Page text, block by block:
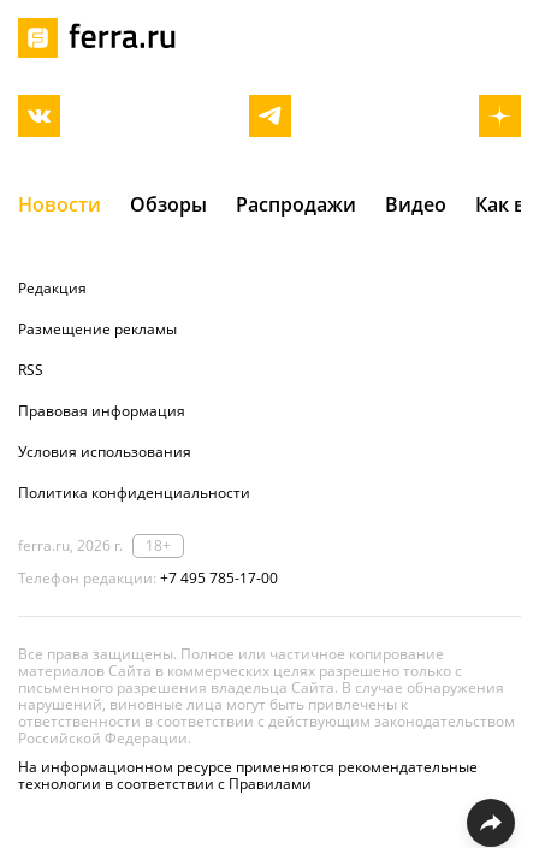
Новости Обзоры Распродажи Видео Как
Редакция
Размещение рекламы
RSS
Правовая информация
Условия использования
Политика конфиденциальности
ferra.ru, 2026 г.
18+
Телефон редакции: +7 495 785-17-00
Все права защищены. Полное или частичное копирование
материалов Сайта в коммерческих целях разрешено только с
письменного разрешения владельца Сайта. В случае обнаружения
нарушений, виновные лица могут быть привлечены к
ответственности в соответствии с действующим законодательством
Российской Федерации.
На информационном ресурсе применяются рекомендательные
технологии в соответствии с Правилами